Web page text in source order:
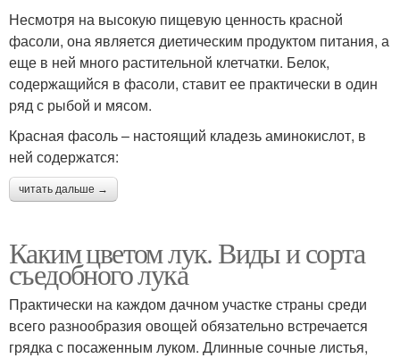
Несмотря на высокую пищевую ценность красной
фасоли, она является диетическим продуктом питания, а
еще в ней много растительной клетчатки. Белок,
содержащийся в фасоли, ставит ее практически в один
ряд с рыбой и мясом.
Красная фасоль – настоящий кладезь аминокислот, в
ней содержатся:
читать дальше →
Каким цветом лук. Виды и сорта
съедобного лука
Практически на каждом дачном участке страны среди
всего разнообразия овощей обязательно встречается
грядка с посаженным луком. Длинные сочные листья,